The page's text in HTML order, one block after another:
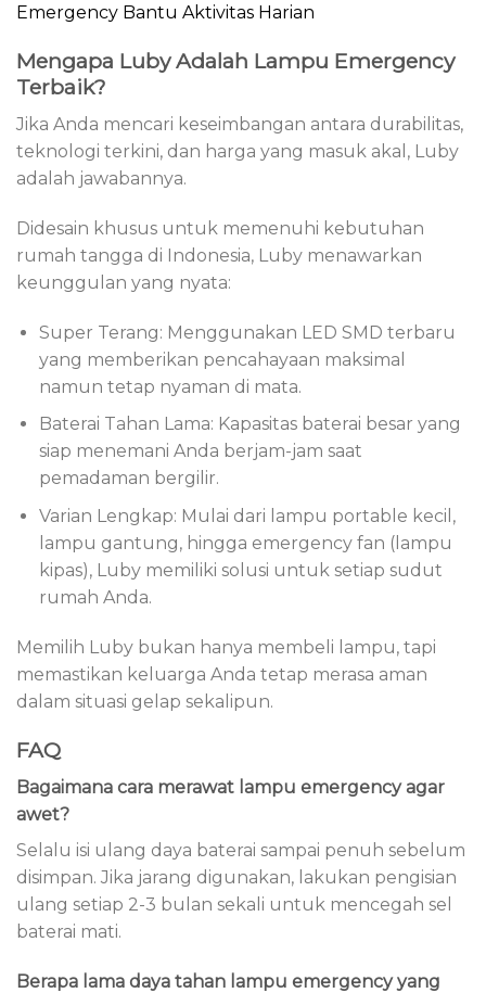
Emergency Bantu Aktivitas Harian
Mengapa Luby Adalah Lampu Emergency
Terbaik?
Jika Anda mencari keseimbangan antara durabilitas,
teknologi terkini, dan harga yang masuk akal, Luby
adalah jawabannya.
Didesain khusus untuk memenuhi kebutuhan
rumah tangga di Indonesia, Luby menawarkan
keunggulan yang nyata:
Super Terang: Menggunakan LED SMD terbaru
yang memberikan pencahayaan maksimal
namun tetap nyaman di mata.
Baterai Tahan Lama: Kapasitas baterai besar yang
siap menemani Anda berjam-jam saat
pemadaman bergilir.
Varian Lengkap: Mulai dari lampu portable kecil,
lampu gantung, hingga emergency fan (lampu
kipas), Luby memiliki solusi untuk setiap sudut
rumah Anda.
Memilih Luby bukan hanya membeli lampu, tapi
memastikan keluarga Anda tetap merasa aman
dalam situasi gelap sekalipun.
FAQ
Bagaimana cara merawat lampu emergency agar
awet?
Selalu isi ulang daya baterai sampai penuh sebelum
disimpan. Jika jarang digunakan, lakukan pengisian
ulang setiap 2-3 bulan sekali untuk mencegah sel
baterai mati.
Berapa lama daya tahan lampu emergency yang